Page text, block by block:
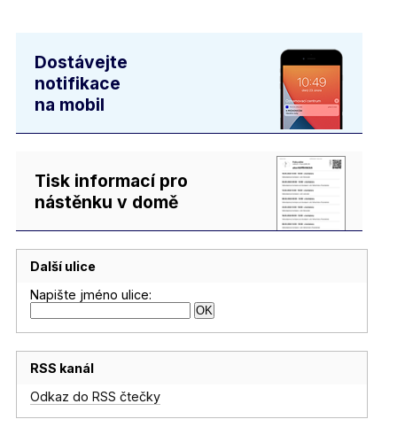
Dostávejte
notifikace
na mobil
Tisk informací pro
nástěnku v domě
Další ulice
Napište jméno ulice:
RSS kanál
Odkaz do RSS čtečky